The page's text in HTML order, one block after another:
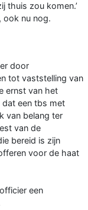
thuis zou komen.’
ook nu nog.
door
tot vaststelling van
ernst van het
dat een tbs met
van belang ter
van de
bereid is zijn
voor de haat
een